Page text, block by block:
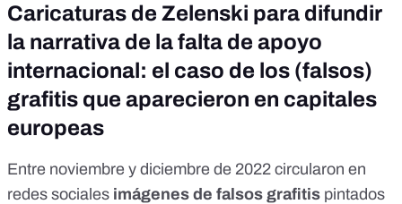
Caricaturas de Zelenski para difundir
la narrativa de la falta de apoyo
internacional: el caso de los (falsos)
grafitis que aparecieron en capitales
europeas
Entre noviembre y diciembre de 2022 circularon en
redes sociales imágenes de falsos grafitis pintados